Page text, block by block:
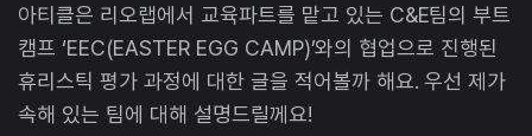
아티클은 리오랩에서 교육파트를 맡고 있는 C&E팀의 부트
캠프 ‘EEC(EASTER EGG CAMP)’와의 협업으로 진행된
휴리스틱 평가 과정에 대한 글을 적어볼까 해요. 우선 제가
속해 있는 팀에 대해 설명드릴께요!